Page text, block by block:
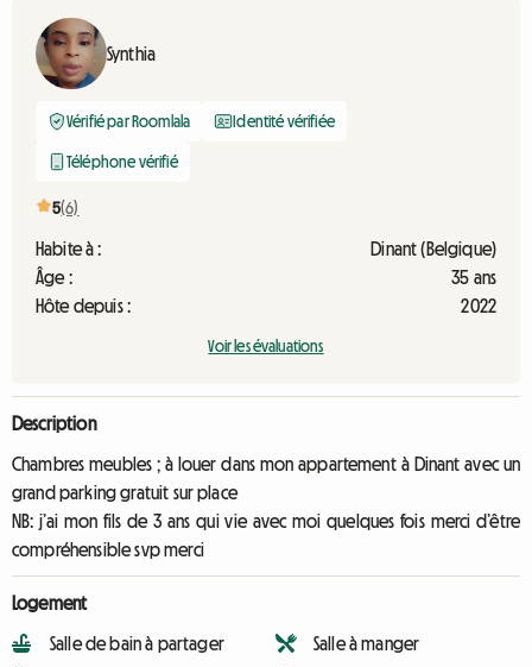
Synthia
Vérifié par Roomlala Identité vérifiée
Téléphone vérifié
5(6)
Habite à :
Dinant (Belgique)
Âge :
35 ans
Hôte depuis :
2022
Voir les évaluations
Description
Chambres meubles ; à louer dans mon appartement à Dinant avec un
grand parking gratuit sur place
NB: j’ai mon fils de 3 ans qui vie avec moi quelques fois merci d’être
compréhensible svp merci
Logement
Salle de bain à partager
Salle à manger